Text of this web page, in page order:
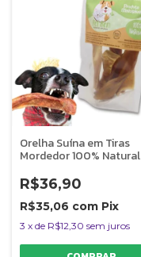
Orelha Suína em Tiras
Mordedor 100% Natural
Unidades
R$36,90
R$35,06 com Pix
3 x de R$12,30 sem juros